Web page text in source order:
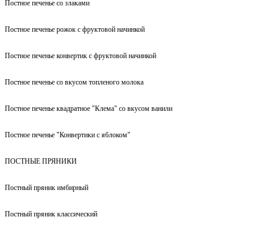
Постное печенье со злаками
Постное печенье рожок с фруктовой начинкой
Постное печенье конвертик с фруктовой начинкой
Постное печенье со вкусом топленого молока
Постное печенье квадратное "Клема" со вкусом ванили
Постное печенье "Конвертики с яблоком"
ПОСТНЫЕ ПРЯНИКИ
Постный пряник имбирный
Постный пряник классический